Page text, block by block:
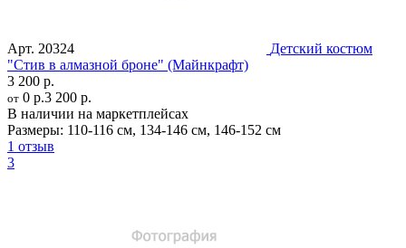
Арт. 20324
Детский костюм
"Стив в алмазной броне" (Майнкрафт)
3 200 р.
от 0 р.3 200 р.
В наличии на маркетплейсах
Размеры: 110-116 см, 134-146 см, 146-152 см
1 отзыв
3